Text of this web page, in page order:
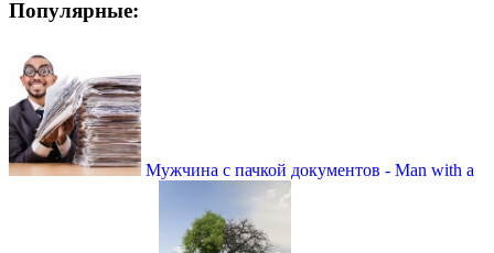
Популярные:
Мужчина с пачкой документов - Man with a